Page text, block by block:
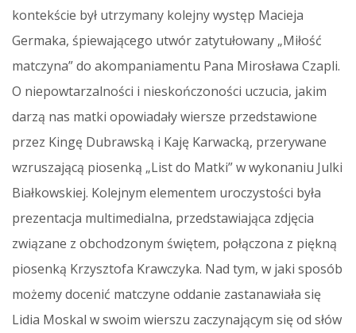
kontekście był utrzymany kolejny występ Macieja
Germaka, śpiewającego utwór zatytułowany „Miłość
matczyna” do akompaniamentu Pana Mirosława Czapli.
O niepowtarzalności i nieskończoności uczucia, jakim
darzą nas matki opowiadały wiersze przedstawione
przez Kingę Dubrawską i Kaję Karwacką, przerywane
wzruszającą piosenką „List do Matki” w wykonaniu Julki
Białkowskiej. Kolejnym elementem uroczystości była
prezentacja multimedialna, przedstawiająca zdjęcia
związane z obchodzonym świętem, połączona z piękną
piosenką Krzysztofa Krawczyka. Nad tym, w jaki sposób
możemy docenić matczyne oddanie zastanawiała się
Lidia Moskal w swoim wierszu zaczynającym się od słów